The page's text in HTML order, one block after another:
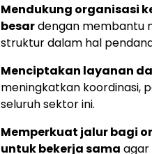
Mendukung organisasi
besardengan membantu
struktur dalam hal
Menciptakan layanan
meningkatkan koordinasi,
seluruh sektor ini.
Memperkuat jalur bagi
untuk bekerja sama